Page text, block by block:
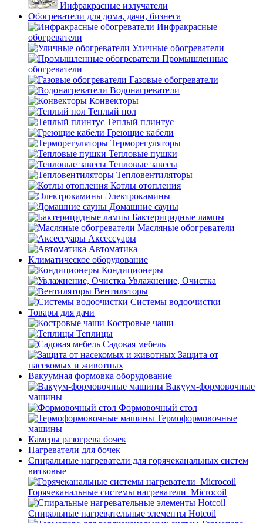
Инфракрасные излучатели
Обогреватели для дома, дачи, бизнеса
Инфракрасные
обогреватели
Уличные обогреватели
Промышленные
обогреватели
Газовые обогреватели
Водонагреватели
Конвекторы
Теплый пол
Теплый плинтус
Греющие кабели
Терморегуляторы
Тепловые пушки
Тепловые завесы
Тепловентиляторы
Котлы отопления
Электрокамины
Домашние сауны
Бактерицидные лампы
Масляные обогреватели
Аксессуары
Автоматика
Климатическое оборудование
Кондиционеры
Увлажнение, Очистка
Вентиляторы
Системы водоочистки
Товары для дачи
Костровые чаши
Теплицы
Садовая мебель
Защита от
насекомых и животных
Вакуумная формовка оборудование
Вакуум-формовочные
машины
Формовочный стол
Термоформовочные
машины
Камеры разогрева бочек
Нагреватели для бочек
Спиральные нагреватели для горячеканальных систем
витковые
Горячеканальные системы нагреватели_Microcoil
Спиральные нагревательные элементы Hotcoil